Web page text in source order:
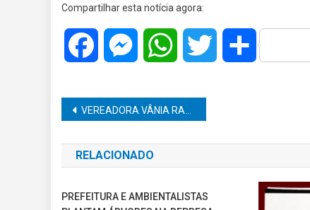
Compartilhar esta notícia agora:
Facebook MessengerWhatsAppTwitter Share
Navegação
de
Post
VEREADORA VÂNIA RAMOS CONSEGUIU ISENÇÃO NA ROTATIVIDADE DE BOLSÕES DE MOTOS NA ‘ZONA AZUL’
RELACIONADO
PREFEITURA E AMBIENTALISTAS